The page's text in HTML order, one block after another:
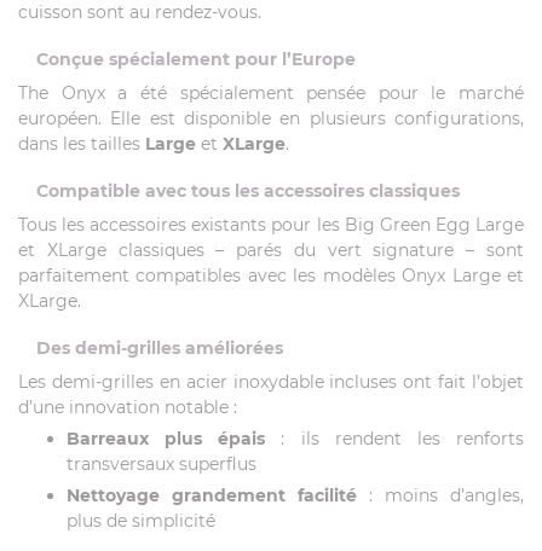
cuisson sont au rendez-vous.
Conçue spécialement pour l’Europe
The Onyx a été spécialement pensée pour le marché
européen. Elle est disponible en plusieurs configurations,
dans les tailles Large et XLarge.
Compatible avec tous les accessoires classiques
Tous les accessoires existants pour les Big Green Egg Large
et XLarge classiques – parés du vert signature – sont
parfaitement compatibles avec les modèles Onyx Large et
XLarge.
Des demi-grilles améliorées
Les demi-grilles en acier inoxydable incluses ont fait l’objet
d’une innovation notable :
Barreaux plus épais : ils rendent les renforts
transversaux superflus
Nettoyage grandement facilité : moins d’angles,
plus de simplicité